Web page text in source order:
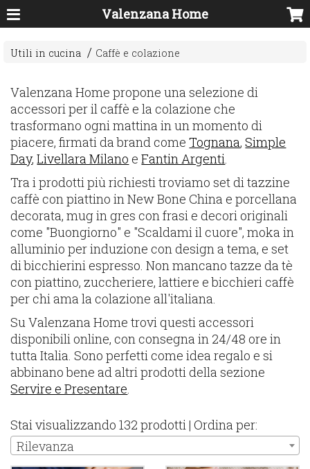
Valenzana Home
Utili in cucina Caffè e colazione
Valenzana Home propone una selezione di
accessori per il caffè e la colazione che
trasformano ogni mattina in un momento di
piacere, firmati da brand comeTognana,Simple
Day,Livellara Milano eFantin Argenti
Tra i prodotti più richiesti troviamo set di tazzine
caffè con piattino in New Bone China e porcellana
decorata, mug in gres con frasi e decori originali
come "Buongiorno" e "Scaldami il cuore", moka in
alluminio per induzione con design a tema, e set
di bicchierini espresso. Non mancano tazze da tè
con piattino, zuccheriere, lattiere e bicchieri caffè
per chi ama la colazione all'italiana.
Su Valenzana Home trovi questi accessori
disponibili online, con consegna in 24/48 ore in
tutta Italia. Sono perfetti come idea regalo e si
abbinano bene ad altri prodotti della sezione
Servire e Presentare
Stai visualizzando 132 prodotti | Ordina per:
Rilevanza